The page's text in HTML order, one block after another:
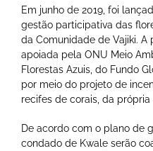
Em junho de 2019, foi
gestão participativa das
da Comunidade de Vajiki.
apoiada pela ONU Meio
Florestas Azuis, do Fundo
por meio do projeto de
recifes de corais, da
De acordo com o plano de
condado de Kwale serão